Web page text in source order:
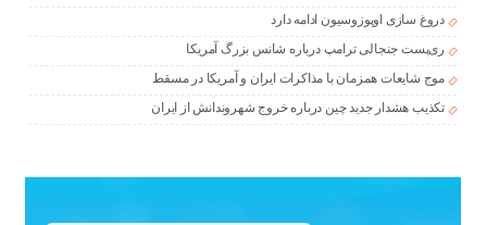
دروغ سازی اوپوزوسیون ادامه دارد
ری‌پست جنجالی ترامپ درباره شانس بزرگ آمریکا
موج شایعات همزمان با مذاکرات ایران و آمریکا در مسقط
تکذیب هشدار جدید چین درباره خروج شهروندانش از ایران